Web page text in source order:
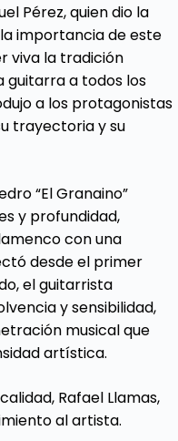
Pérez, quien dio la
importancia de este
viva la tradición
guitarra a todos los
a los protagonistas
trayectoria y su
“El Granaino”
y profundidad,
con una
desde el primer
el guitarrista
y sensibilidad,
musical que
artística.
Rafael Llamas,
al artista.